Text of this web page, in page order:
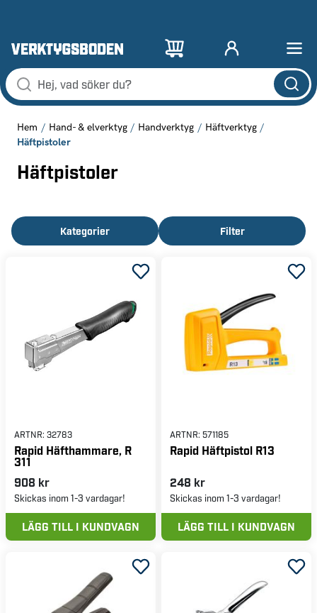
Hem Hand- & elverktyg Handverktyg Häftverktyg
Häftpistoler
Häftpistoler
Kategorier Filter
ARTNR: 32783
Rapid Häfthammare, R
311
908 kr
Skickas inom 1-3 vardagar!
LÄGG TILL I KUNDVAGN
ARTNR: 571185
Rapid Häftpistol R13
248 kr
Skickas inom 1-3 vardagar!
LÄGG TILL I KUNDVAGN